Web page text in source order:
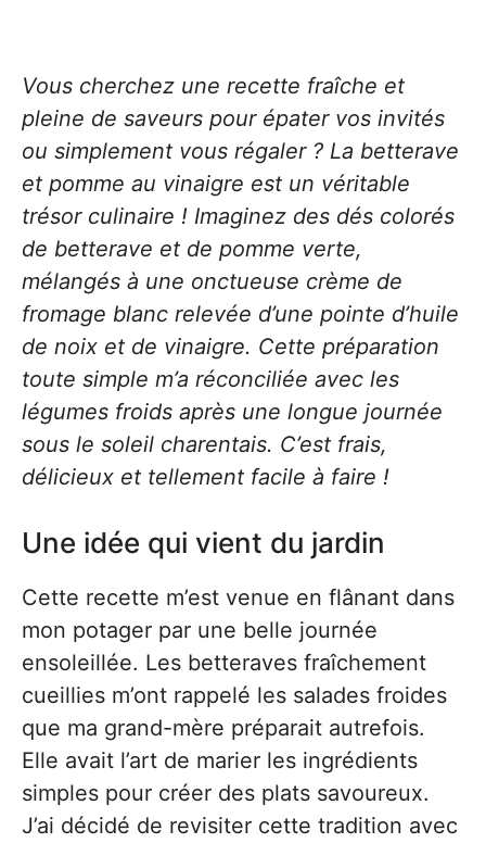
Vous cherchez une recette fraîche et
pleine de saveurs pour épater vos invités
ou simplement vous régaler ? La betterave
et pomme au vinaigre est un véritable
trésor culinaire ! Imaginez des dés colorés
de betterave et de pomme verte,
mélangés à une onctueuse crème de
fromage blanc relevée d’une pointe d’huile
de noix et de vinaigre. Cette préparation
toute simple m’a réconciliée avec les
légumes froids après une longue journée
sous le soleil charentais. C’est frais,
délicieux et tellement facile à faire !
Une idée qui vient du jardin
Cette recette m’est venue en flânant dans
mon potager par une belle journée
ensoleillée. Les betteraves fraîchement
cueillies m’ont rappelé les salades froides
que ma grand-mère préparait autrefois.
Elle avait l’art de marier les ingrédients
simples pour créer des plats savoureux.
J’ai décidé de revisiter cette tradition avec